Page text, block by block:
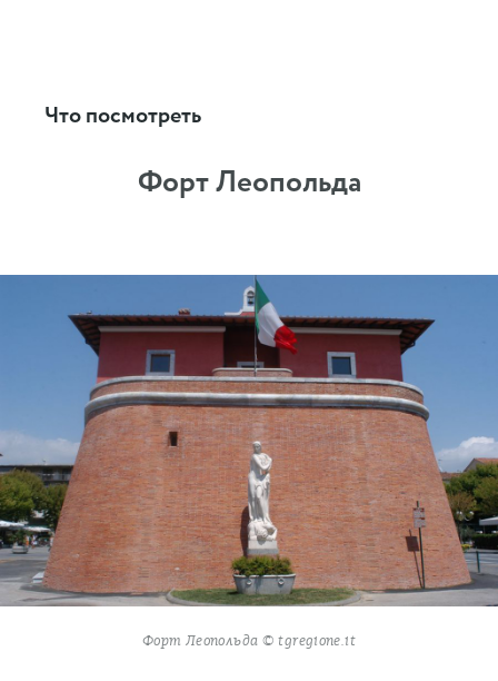
Что посмотреть
Форт Леопольда
Форт Леопольда © tgregione.it